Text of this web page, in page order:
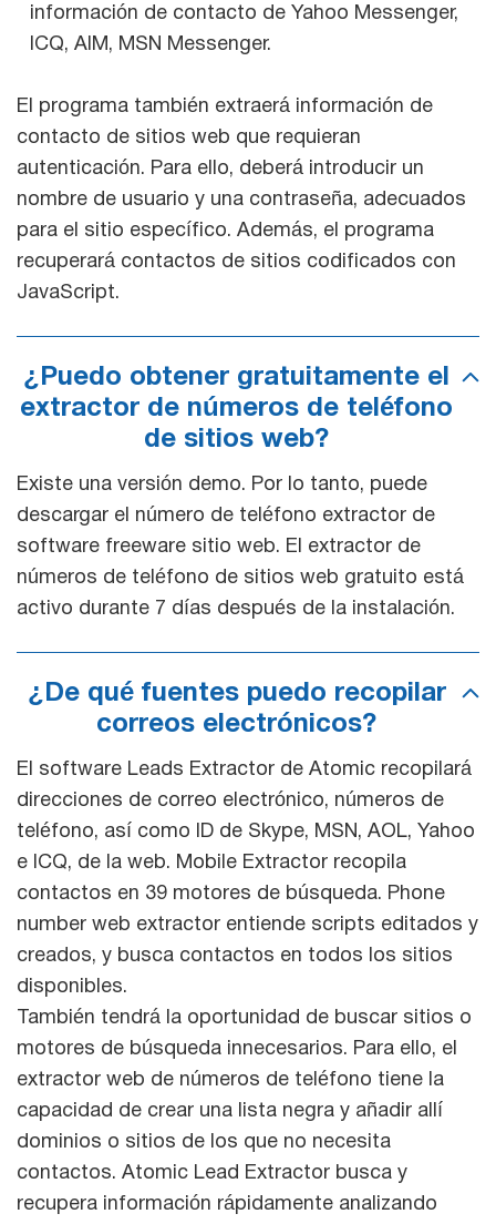
información de contacto de Yahoo Messenger,
ICQ, AIM, MSN Messenger.
El programa también extraerá información de
contacto de sitios web que requieran
autenticación. Para ello, deberá introducir un
nombre de usuario y una contraseña, adecuados
para el sitio específico. Además, el programa
recuperará contactos de sitios codificados con
JavaScript.
¿Puedo obtener gratuitamente el
extractor de números de teléfono
de sitios web?
Existe una versión demo. Por lo tanto, puede
descargar el número de teléfono extractor de
software freeware sitio web. El extractor de
números de teléfono de sitios web gratuito está
activo durante 7 días después de la instalación.
¿De qué fuentes puedo recopilar
correos electrónicos?
El software Leads Extractor de Atomic recopilará
direcciones de correo electrónico, números de
teléfono, así como ID de Skype, MSN, AOL, Yahoo
e ICQ, de la web. Mobile Extractor recopila
contactos en 39 motores de búsqueda. Phone
number web extractor entiende scripts editados y
creados, y busca contactos en todos los sitios
disponibles.
También tendrá la oportunidad de buscar sitios o
motores de búsqueda innecesarios. Para ello, el
extractor web de números de teléfono tiene la
capacidad de crear una lista negra y añadir allí
dominios o sitios de los que no necesita
contactos. Atomic Lead Extractor busca y
recupera información rápidamente analizando